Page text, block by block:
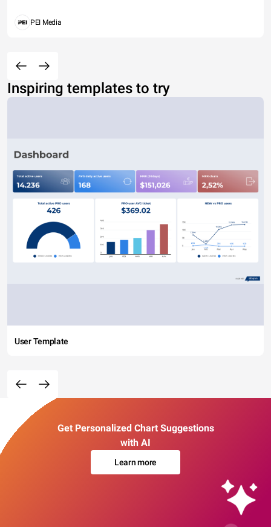
PEI Media
Inspiring templates to try
User Template
Get Personalized Chart Suggestions
with AI
Learn more